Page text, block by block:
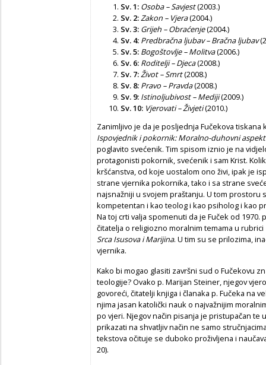
Sv. 1: Osoba – Savjest(2003.)
Sv. 2: Zakon – Vjera(2004.)
Sv. 3: Grijeh – Obraćenje(2004.)
Sv. 4: Predbračna ljubav – Bračna ljubav
Sv. 5: Bogoštovlje – Molitva(2006.)
Sv. 6: Roditelji – Djeca(2008.)
Sv. 7: Život – Smrt(2008.)
Sv. 8: Pravo – Pravda(2008.)
Sv. 9: Istinoljubivost – Mediji(2009.)
Sv. 10: Vjerovati – Živjeti(2010.)
Zanimljivo je da je posljednja Fučekova tiskana
Ispovjednik i pokornik: Moralno-duhovni
poglavito svećenik. Tim spisom iznio je na
protagonisti pokornik, svećenik i sam Krist.
kršćanstva, od koje uostalom ono živi, ipak je
strane vjernika pokornika, tako i sa strane
najsnažniji u svojem praštanju. U tom prostoru
kompetentan i kao teolog i kao psiholog i kao
Na toj crti valja spomenuti da je Fuček od
čitatelja o religiozno moralnim temama u rubrici
Srca Isusova i Marijina. U tim su se prilozima,
vjernika.
Kako bi mogao glasiti završni sud o Fučekovu
teologije? Ovako p. Marijan Steiner, njegov
govoreći, čitatelji knjiga i članaka p. Fučeka na
njima jasan katolički nauk o najvažnijim
po vjeri. Njegov način pisanja je pristupačan te
prikazati na shvatljiv način ne samo
tekstova očituje se duboko proživljena i
20).